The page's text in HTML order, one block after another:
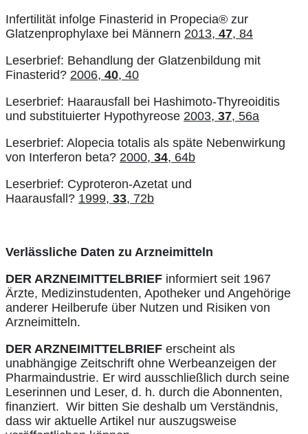
Infertilität infolge Finasterid in Propecia® zur
Glatzenprophylaxe bei Männern 2013, 47, 84
Leserbrief: Behandlung der Glatzenbildung mit
Finasterid? 2006, 40, 40
Leserbrief: Haarausfall bei Hashimoto-Thyreoiditis
und substituierter Hypothyreose 2003, 37, 56a
Leserbrief: Alopecia totalis als späte Nebenwirkung
von Interferon beta? 2000, 34, 64b
Leserbrief: Cyproteron-Azetat und
Haarausfall? 1999, 33, 72b
Verlässliche Daten zu Arzneimitteln
DER ARZNEIMITTELBRIEF informiert seit 1967
Ärzte, Medizinstudenten, Apotheker und Angehörige
anderer Heilberufe über Nutzen und Risiken von
Arzneimitteln.
DER ARZNEIMITTELBRIEF erscheint als
unabhängige Zeitschrift ohne Werbeanzeigen der
Pharmaindustrie. Er wird ausschließlich durch seine
Leserinnen und Leser, d. h. durch die Abonnenten,
finanziert. Wir bitten Sie deshalb um Verständnis,
dass wir aktuelle Artikel nur auszugsweise